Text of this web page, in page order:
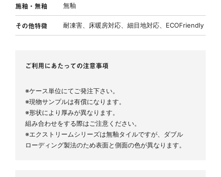
施釉・無釉 無釉
その他特徴 耐凍害 床暖房対応 細目地対応 ECOFriendly
ご利用にあたっての注意事項
※ケース単位にてご発注下さい。
※現物サンプルは有償になります。
※形状により厚みが異なります。
組み合わせをする際はご注意ください。
※エクストリームシリーズは無釉タイルですが、ダブル
ローディング製法のため表面と側面の色が異なります。